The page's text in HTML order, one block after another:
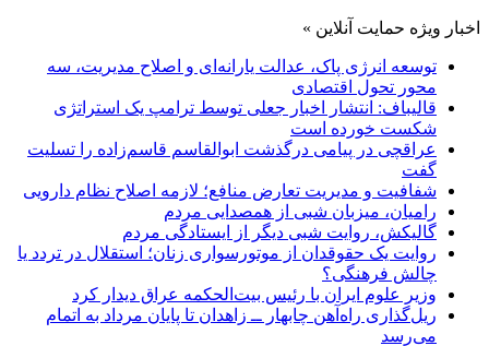
اخبار ویژه حمایت آنلاین »
توسعه انرژی پاک، عدالت یارانه‌ای و اصلاح مدیریت، سه
محور تحول اقتصادی
قالیباف: انتشار اخبار جعلی توسط ترامپ یک استراتژی
شکست خورده است
عراقچی در پیامی درگذشت ابوالقاسم قاسم‌زاده را تسلیت
گفت
شفافیت و مدیریت تعارض منافع؛ لازمه اصلاح نظام دارویی
رامیان، میزبان شبی از همصدایی مردم
گالیکش، روایت شبی دیگر از ایستادگی مردم
روایت یک حقوقدان از موتورسواری زنان؛ استقلال در تردد یا
چالش فرهنگی؟
وزیر علوم ایران با رئیس بیت‌الحکمه عراق دیدار کرد
ریل‌گذاری راه‌آهن چابهار ــ زاهدان تا پایان مرداد به اتمام
می‌رسد